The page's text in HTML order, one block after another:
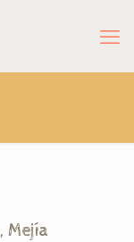
, Mejía